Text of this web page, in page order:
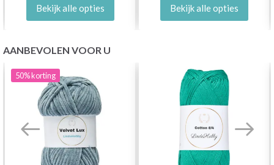
Bekijk alle opties Bekijk alle opties
AANBEVOLEN VOOR U
50%korting